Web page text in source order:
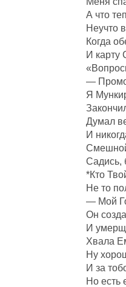
А что
Неучто
Когда
И карту
—
Я
Думал
И
Садись,
*Кто
Не то
— Мой
Он
И
Хвала
Ну
И за
Но есть